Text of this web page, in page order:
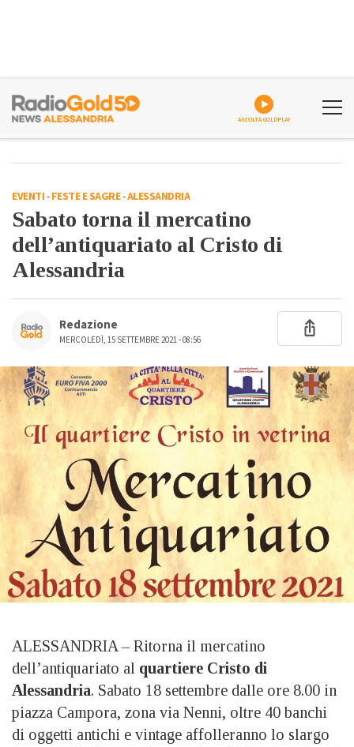
ASCOLTA GOLDPLAY
EVENTI-FESTE E SAGRE-ALESSANDRIA
Sabato torna il mercatino
dell’antiquariato al Cristo di
Alessandria
Redazione
MERCOLEDÌ, 15 SETTEMBRE 2021 - 08:56
ALESSANDRIA – Ritorna il mercatino
dell’antiquariato al quartiere Cristo di
Alessandria. Sabato 18 settembre dalle ore 8.00 in
piazza Campora, zona via Nenni, oltre 40 banchi
di oggetti antichi e vintage affolleranno lo slargo